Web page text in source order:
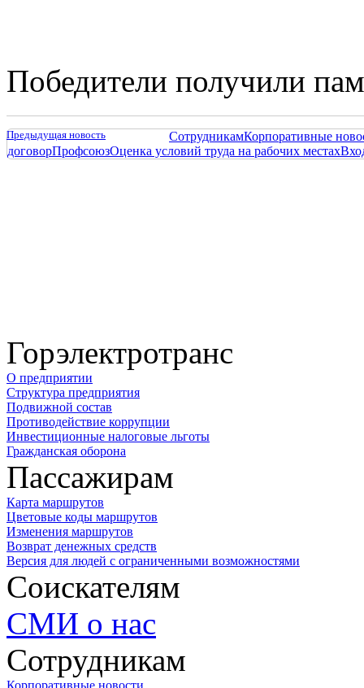
Победители получили
Предыдущая новость СотрудникамКорпоративные
договорПрофсоюзОценка условий труда на рабочих местах
Горэлектротранс
О предприятии
Структура предприятия
Подвижной состав
Противодействие коррупции
Инвестиционные налоговые льготы
Гражданская оборона
Пассажирам
Карта маршрутов
Цветовые коды маршрутов
Изменения маршрутов
Возврат денежных средств
Версия для людей с ограниченными возможностями
Соискателям
СМИ о нас
Сотрудникам
Корпоративные новости